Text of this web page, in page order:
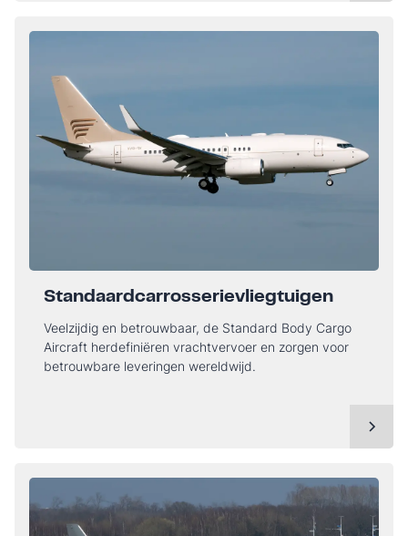
Standaardcarrosserievliegtuigen
Veelzijdig en betrouwbaar, de Standard Body Cargo
Aircraft herdefiniëren vrachtvervoer en zorgen voor
betrouwbare leveringen wereldwijd.